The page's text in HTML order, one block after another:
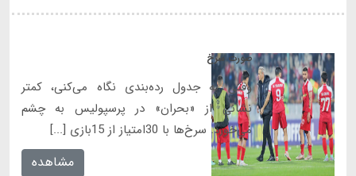
صورت سرخ
وقتی به جدول رده‌بندی نگاه می‌کنی، کمتر
نشانی از «بحران» در پرسپولیس به چشم
می‌خورد. سرخ‌ها با 30امتیاز از 15بازی [...]
مشاهده